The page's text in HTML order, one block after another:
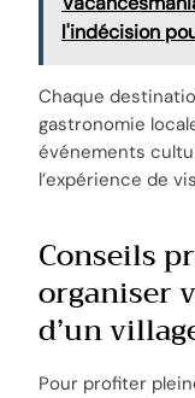
l'indécision
Chaque
gastronomie
événements
l’expérience de
Conseils
organiser
d’un
Pour profiter